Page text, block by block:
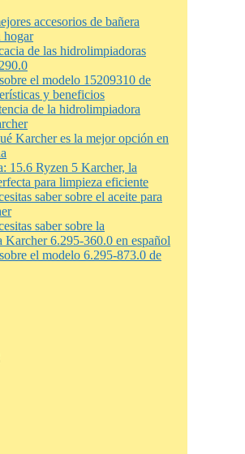
accesorios de bañera
hogar
de las hidrolimpiadoras
el modelo 15209310 de
y beneficios
de la hidrolimpiadora
Karcher es la mejor opción en
15.6 Ryzen 5 Karcher, la
para limpieza eficiente
saber sobre el aceite para
saber sobre la
6.295-360.0 en español
el modelo 6.295-873.0 de